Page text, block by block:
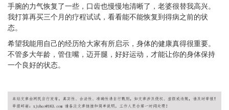
手腕的力气恢复了一些，口齿也慢慢地清晰了，老婆很替我高兴。
我打算再买三个月的疗程试试，看看能不能恢复到得病之前的状
态。
希望我能用自己的经历给大家有所启示，身体的健康真得很重要。
不管多大年龄，管住嘴，迈开腿，好好运动，才能让你的身体保持
一个良好的状态。